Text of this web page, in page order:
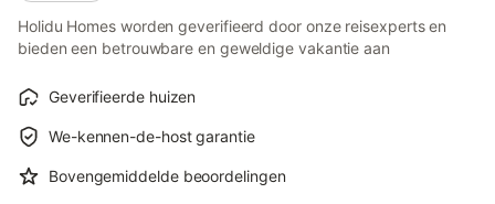
Holidu Homes worden geverifieerd door onze reisexperts en
bieden een betrouwbare en geweldige vakantie aan
Geverifieerde huizen
We-kennen-de-host garantie
Bovengemiddelde beoordelingen